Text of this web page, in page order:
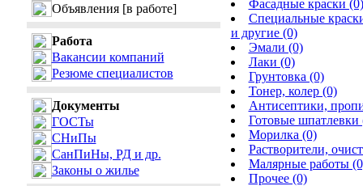
Объявления [в работе]
Работа
Вакансии компаний
Резюме специалистов
Документы
ГОСТы
СНиПы
СанПиНы, РД и др.
Законы о жилье
Фасадные краски (0)
Специальные
и другие (0)
Эмали (0)
Лаки (0)
Грунтовка (0)
Тонер, колер (0)
Антисептики,
Готовые шпатлевки
Морилка (0)
Растворители,
Малярные работы
Прочее (0)